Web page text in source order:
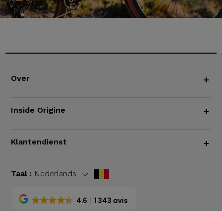
Over +
Inside Origine +
Klantendienst +
Taal : Nederlands
4.6 1 343 avis